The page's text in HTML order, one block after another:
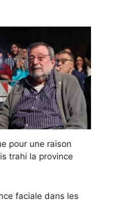
pour une raison
trahi la province